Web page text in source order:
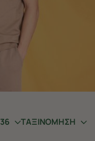
36 ΤΑΞΙΝΟΜΗΣΗ